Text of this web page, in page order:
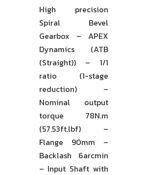
High precision
Spiral Bevel
Gearbox – APEX
Dynamics (ATB
(Straight)) – 1/1
ratio (1-stage
reduction) –
Nominal output
torque 78N.m
(57.53ft.lbf) –
Flange 90mm –
Backlash 6arcmin
– Input Shaft with